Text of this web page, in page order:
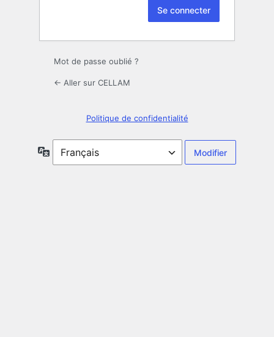
Mot de passe oublié ?
← Aller sur CELLAM
Politique de confidentialité
Langue